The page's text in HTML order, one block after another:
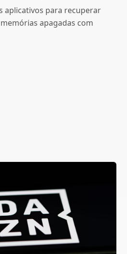
aplicativos para recuperar
apagadas com